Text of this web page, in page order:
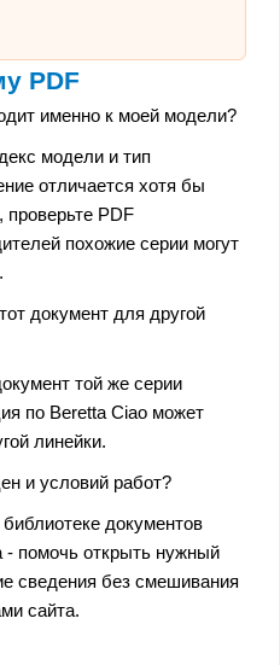
PDF
именно к моей модели?
модели и тип
отличается хотя бы
PDF
похожие серии могут
документ для другой
той же серии
по Beretta Ciao может
линейки.
и условий работ?
документов
- помочь открыть нужный
сведения без смешивания
сайта.